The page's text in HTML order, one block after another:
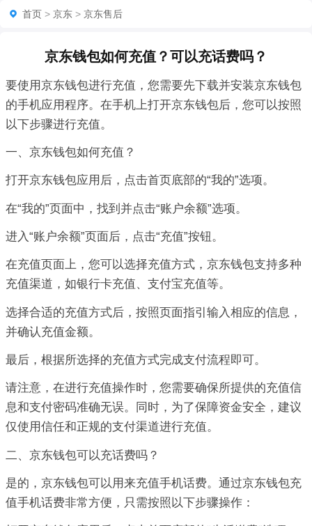
首页 > 京东 > 京东售后
京东钱包如何充值？可以充话费吗？
要使用京东钱包进行充值，您需要先下载并安装京东钱包
的手机应用程序。在手机上打开京东钱包后，您可以按照
以下步骤进行充值。
一、京东钱包如何充值？
打开京东钱包应用后，点击首页底部的“我的”选项。
在“我的”页面中，找到并点击“账户余额”选项。
进入“账户余额”页面后，点击“充值”按钮。
在充值页面上，您可以选择充值方式，京东钱包支持多种
充值渠道，如银行卡充值、支付宝充值等。
选择合适的充值方式后，按照页面指引输入相应的信息，
并确认充值金额。
最后，根据所选择的充值方式完成支付流程即可。
请注意，在进行充值操作时，您需要确保所提供的充值信
息和支付密码准确无误。同时，为了保障资金安全，建议
仅使用信任和正规的支付渠道进行充值。
二、京东钱包可以充话费吗？
是的，京东钱包可以用来充值手机话费。通过京东钱包充
值手机话费非常方便，只需按照以下步骤操作：